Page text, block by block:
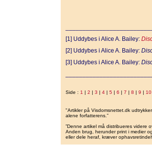
[1] Uddybes i Alice A. Bailey:
[2] Uddybes i Alice A. Bailey:
[3] Uddybes i Alice A. Bailey:
Side : 1 | 2 | 3 | 4 | 5 | 6 | 7 | 8 | 9 | 10
"Artikler på Visdomsnettet.dk
alene forfatterens.”
”Denne artikel må distribueres videre
Anden brug, herunder print i medier
eller dele heraf, kræver